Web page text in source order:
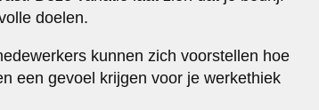
doelen.
kunnen zich voorstellen hoe
een gevoel krijgen voor je werkethiek